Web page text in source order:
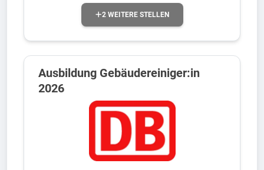
2 WEITERE STELLEN
Ausbildung Gebäudereiniger:in
2026